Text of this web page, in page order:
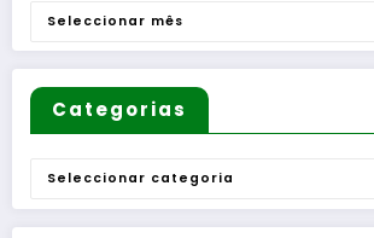
Arquivo
Categorias
Categorias